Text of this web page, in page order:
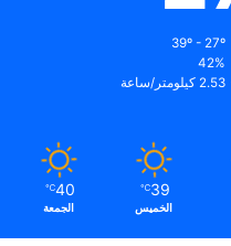
39º - 27º
42%
2.53 كيلومتر/ساعة
39
℃
الخميس
40
℃
الجمعة